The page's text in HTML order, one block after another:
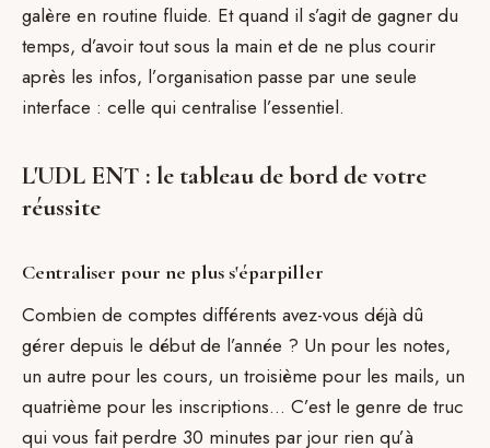
galère en routine fluide. Et quand il s’agit de gagner du
temps, d’avoir tout sous la main et de ne plus courir
après les infos, l’organisation passe par une seule
interface : celle qui centralise l’essentiel.
L'UDL ENT : le tableau de bord de votre
réussite
Centraliser pour ne plus s'éparpiller
Combien de comptes différents avez-vous déjà dû
gérer depuis le début de l’année ? Un pour les notes,
un autre pour les cours, un troisième pour les mails, un
quatrième pour les inscriptions… C’est le genre de truc
qui vous fait perdre 30 minutes par jour rien qu’à